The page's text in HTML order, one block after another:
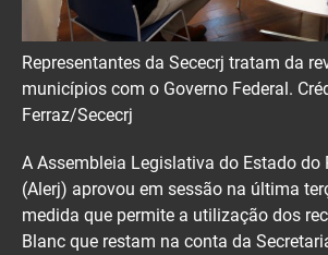
Representantes da Sececrj tratam da
municípios com o Governo Federal.
Ferraz/Sececrj
A Assembleia Legislativa do Estado do
(Alerj) aprovou em sessão na última
medida que permite a utilização dos
Blanc que restam na conta da